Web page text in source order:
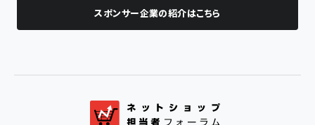
スポンサー企業の紹介はこちら